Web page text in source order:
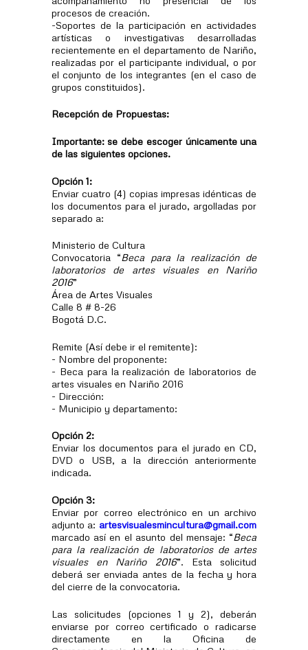
procesos de creación.
-Soportes de la participación en actividades
artísticas o investigativas desarrolladas
recientemente en el departamento de Nariño,
realizadas por el participante individual, o por
el conjunto de los integrantes (en el caso de
grupos constituidos).
Recepción de Propuestas:
Importante: se debe escoger únicamente una
de las siguientes opciones.
Opción 1:
Enviar cuatro (4) copias impresas idénticas de
los documentos para el jurado, argolladas por
separado a:
Ministerio de Cultura
Convocatoria “Beca para la realización de
laboratorios de artes visuales en Nariño
2016”
Área de Artes Visuales
Calle 8 # 8-26
Bogotá D.C.
Remite (Así debe ir el remitente):
- Nombre del proponente:
- Beca para la realización de laboratorios de
artes visuales en Nariño 2016
- Dirección:
- Municipio y departamento:
Opción 2:
Enviar los documentos para el jurado en CD,
DVD o USB, a la dirección anteriormente
indicada.
Opción 3:
Enviar por correo electrónico en un archivo
adjunto a: artesvisualesmincultura@gmail.com
marcado así en el asunto del mensaje: “Beca
para la realización de laboratorios de artes
visuales en Nariño 2016”. Esta solicitud
deberá ser enviada antes de la fecha y hora
del cierre de la convocatoria.
Las solicitudes (opciones 1 y 2), deberán
enviarse por correo certificado o radicarse
directamente en la Oficina de